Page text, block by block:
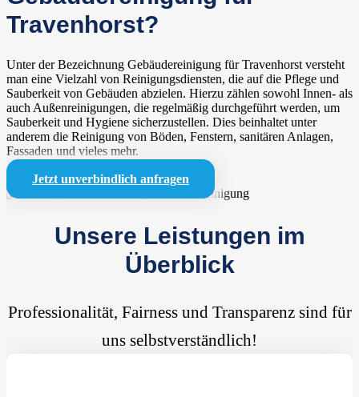
Travenhorst?
Unter der Bezeichnung Gebäudereinigung für Travenhorst versteht
man eine Vielzahl von Reinigungsdiensten, die auf die Pflege und
Sauberkeit von Gebäuden abzielen. Hierzu zählen sowohl Innen- als
auch Außenreinigungen, die regelmäßig durchgeführt werden, um
Sauberkeit und Hygiene sicherzustellen. Dies beinhaltet unter
anderem die Reinigung von Böden, Fenstern, sanitären Anlagen,
Fassaden und vieles mehr.
Jetzt unverbindlich anfragen
Unsere Leistungen im
Überblick
Professionalität, Fairness und Transparenz sind für
uns selbstverständlich!